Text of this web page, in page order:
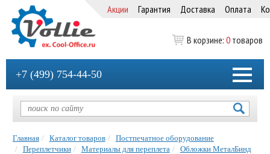
Акции Гарантия Доставка Оплата
В корзине: 0 товаров
+7 (499) 754-44-50
Главная Каталог товаров
Постпечатное оборудование
Переплетчики
Материалы для переплета
Обложки МеталБинд